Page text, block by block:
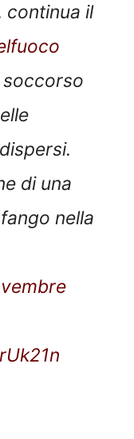
continua il
soccorso
di una
nella